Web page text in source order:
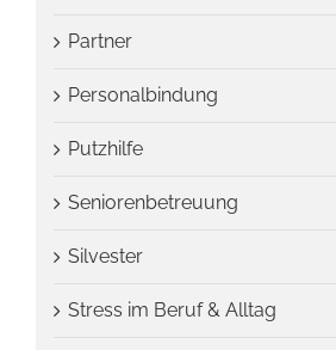
Partner
Personalbindung
Putzhilfe
Seniorenbetreuung
Silvester
Stress im Beruf & Alltag